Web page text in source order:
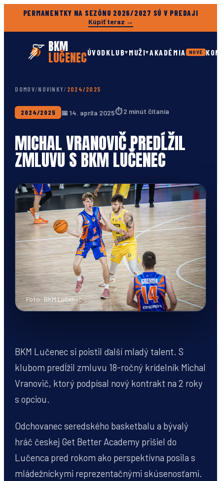
PERMANENTKY NA SEZÓNU 2026/2027 SÚ V PREDAJI
Kúpiť teraz →
BKM
LUČENECÚVODKLUB▾ MUŽI▾AKADÉMIA NOVÉ
DOMOV/NOVINKY/ 2024/2025
2024/2025 📅14. apríla 2025⏱2 minút čítania
MICHAL VRANOVIČ PREDĹŽIL
ZMLUVU S BKM LUČENEC
Foto: BKM Lučenec
BKM Lučenec si poistil ďalší mladý talent. S
klubom predĺžil zmluvu 18-ročný krídelník Michal
Vranovič, ktorý podpísal nový kontrakt na 2 roky
s opciou.
Odchovanec seredského basketbalu a bývalý
hráč českej Get Better Academy prišiel do
Lučenca pred rokom ako perspektívna posila s
mládežníckymi reprezentačnými skúsenosťami.